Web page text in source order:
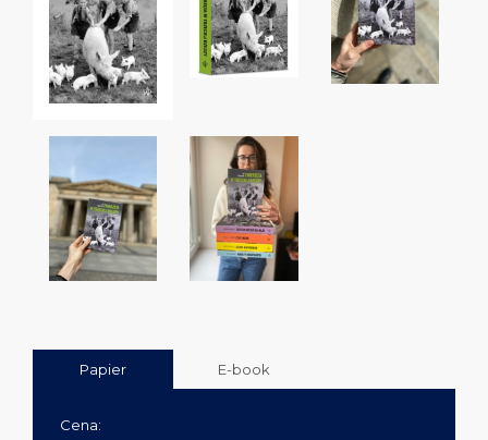
Papier E-book
Cena: